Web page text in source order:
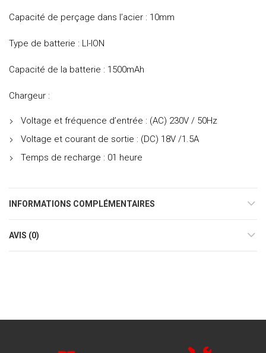
Capacité de perçage dans l’acier : 10mm
Type de batterie : LI-ION
Capacité de la batterie : 1500mAh
Chargeur :
Voltage et fréquence d’entrée : (AC) 230V / 50Hz
Voltage et courant de sortie : (DC) 18V /1.5A
Temps de recharge : 01 heure
INFORMATIONS COMPLÉMENTAIRES
AVIS (0)